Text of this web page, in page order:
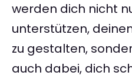
werden dich nicht
unterstützen,
zu gestalten,
auch dabei, dich